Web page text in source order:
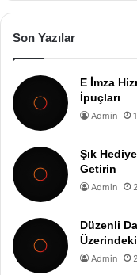
Son Yazılar
E İmza
İpuçları
Admin
Şık
Getirin
Admin
Düzenli
Admin